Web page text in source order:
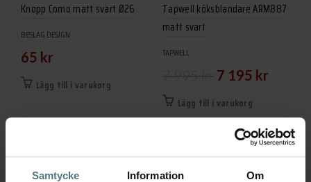
Samtycke Information Om
Knopp Como matt svart Ø26
BESLAG DESIGN
65 kr
Lägg till i varukorg
Tapwell köksblandare ARM887
matt svart
TAPWELL
Det
ursprungliga
priset
7
7 195 krDet
priset
är:
7
Lägg till i varukorg